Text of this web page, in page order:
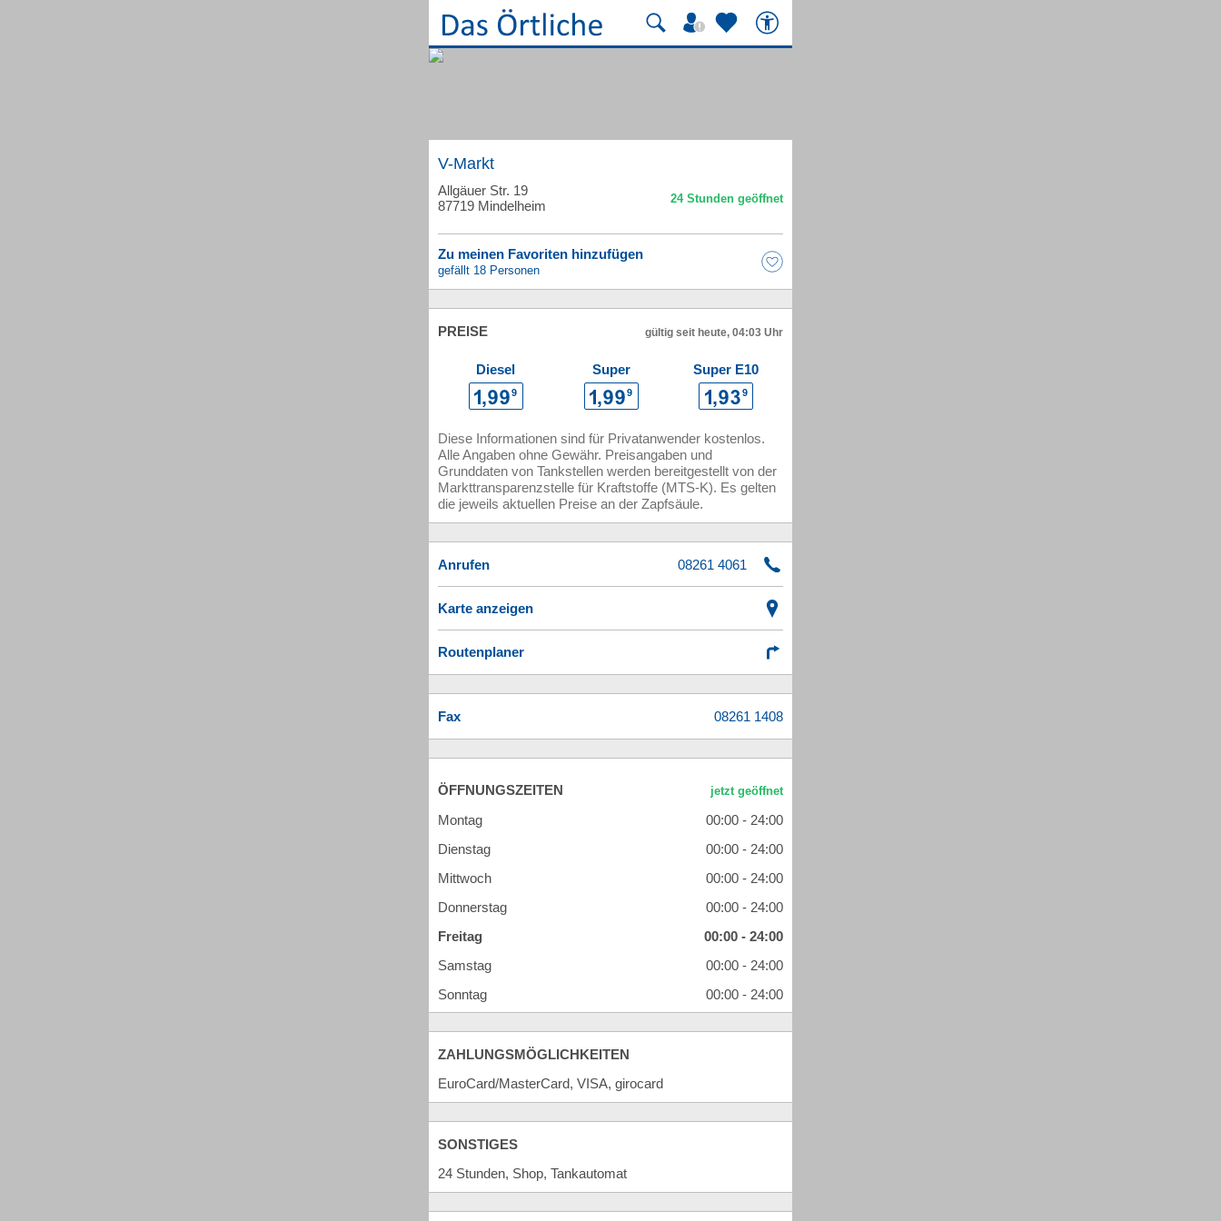
V-Markt
Allgäuer Str. 19
87719 Mindelheim
Zu meinen Favoriten hinzufügen
gefällt 18 Personen
PREISE gültig seit heute, 04:03 Uhr
Diesel Super Super E10
Diese Informationen sind für Privatanwender kostenlos.
Alle Angaben ohne Gewähr. Preisangaben und
Grunddaten von Tankstellen werden bereitgestellt von der
Markttransparenzstelle für Kraftstoffe (MTS-K). Es gelten
die jeweils aktuellen Preise an der Zapfsäule.
Anrufen
Karte anzeigen
Routenplaner
Fax
ÖFFNUNGSZEITEN
Montag
00:00 - 24:00
Dienstag
00:00 - 24:00
Mittwoch
00:00 - 24:00
Donnerstag
00:00 - 24:00
Freitag
00:00 - 24:00
Samstag
00:00 - 24:00
Sonntag
00:00 - 24:00
ZAHLUNGSMÖGLICHKEITEN
EuroCard/MasterCard, VISA, girocard
SONSTIGES
24 Stunden, Shop, Tankautomat